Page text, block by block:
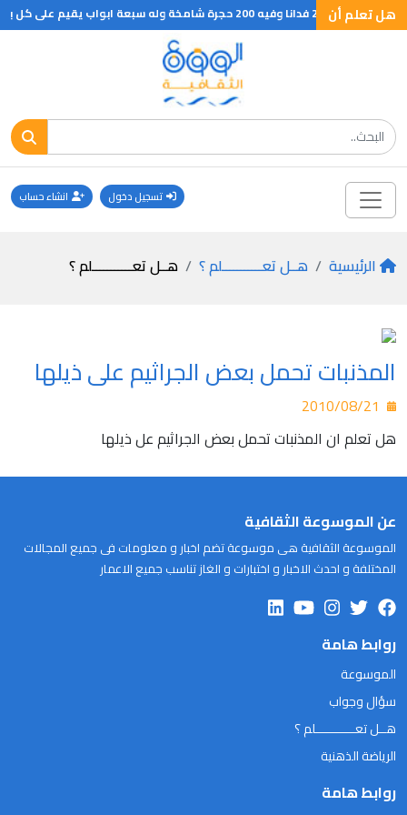
هل تعلم أن
تسجيل دخول انشاء حساب
الرئيسية هــل تعـــــــــــلم ؟ هــل تعـــــــــــلم ؟
المذنبات تحمل بعض الجراثيم على ذيلها
هل تعلم ان المذنبات تحمل بعض الجراثيم عل ذيلها
عن الموسوعة الثقافية
الموسوعة الثقافية هى موسوعة تضم اخبار و معلومات فى جميع المجالات
المختلفة و احدث الاخبار و اختبارات و الغاز تناسب جميع الاعمار
روابط هامة
الموسوعة
سؤال وجواب
هــل تعـــــــــــلم ؟
الرياضة الذهنية
روابط هامة